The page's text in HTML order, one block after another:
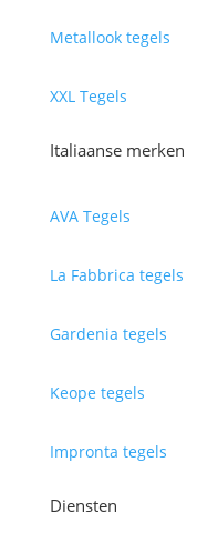
Metallook tegels
XXL Tegels
Italiaanse merken
AVA Tegels
La Fabbrica tegels
Gardenia tegels
Keope tegels
Impronta tegels
Diensten